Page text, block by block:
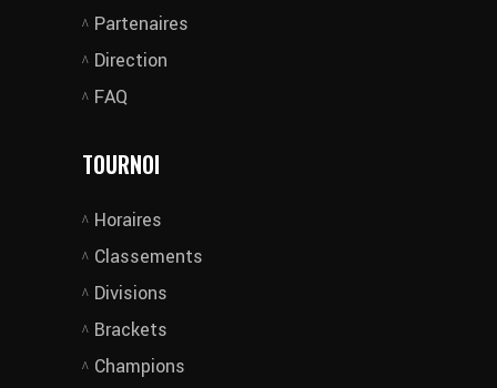
Partenaires
Direction
FAQ
TOURNOI
Horaires
Classements
Divisions
Brackets
Champions